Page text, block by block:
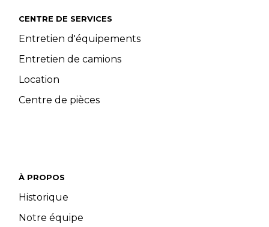
CENTRE DE SERVICES
Entretien d'équipements
Entretien de camions
Location
Centre de pièces
À PROPOS
Historique
Notre équipe